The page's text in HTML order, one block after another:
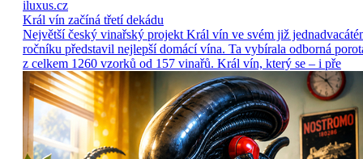
iluxus.cz
Král vín začíná třetí dekádu
Největší český vinařský projekt Král vín ve svém již
ročníku představil nejlepší domácí vína. Ta vybírala odborná
z celkem 1260 vzorků od 157 vinařů. Král vín, který se – i pře